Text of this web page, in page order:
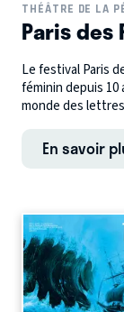
THÉÂTRE DE LA
Paris des
Le festival Paris
féminin depuis 10
monde des
En savoir